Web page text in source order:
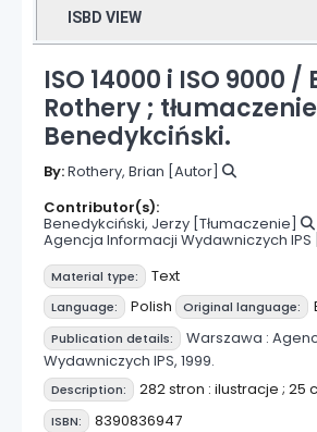
ISBD VIEW
ISO 14000 i ISO 9000 /
Rothery ;
Benedykciński.
By:Rothery, Brian [Autor]
Contributor(s):
Benedykciński, Jerzy [Tłumaczenie]
Agencja Informacji Wydawniczych IPS
Material type: Text
Language: Polish Original language:
Publication details: Warszawa :
Wydawniczych IPS, 1999.
Description: 282 stron : ilustracje ; 25
ISBN: 8390836947